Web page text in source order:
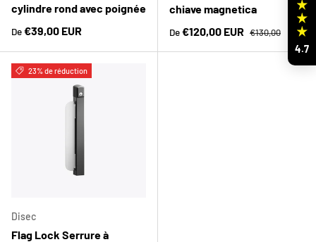
cylindre rond avec poignée
Prix habituel
De€39,00 EUR
chiave magnetica
Prix soldé
De€120,00 EUR Prix habituel
€130,00
23% de réduction
Disec
Flag Lock Serrure à
4.7